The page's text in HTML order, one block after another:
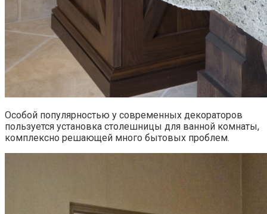
Особой популярностью у современных декораторов
пользуется установка столешницы для ванной комнаты,
комплексно решающей много бытовых проблем.